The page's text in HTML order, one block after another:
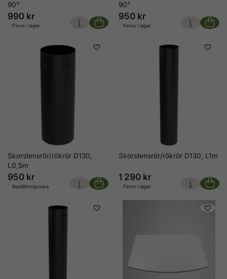
90°
990 kr
Finns i lager
90°
950 kr
Finns i lager
Skorstensrör/rökrör D130,
L0,5m
950 kr
Beställningsvara
Skorstensrör/rökrör D130, L1m
1 290 kr
Finns i lager